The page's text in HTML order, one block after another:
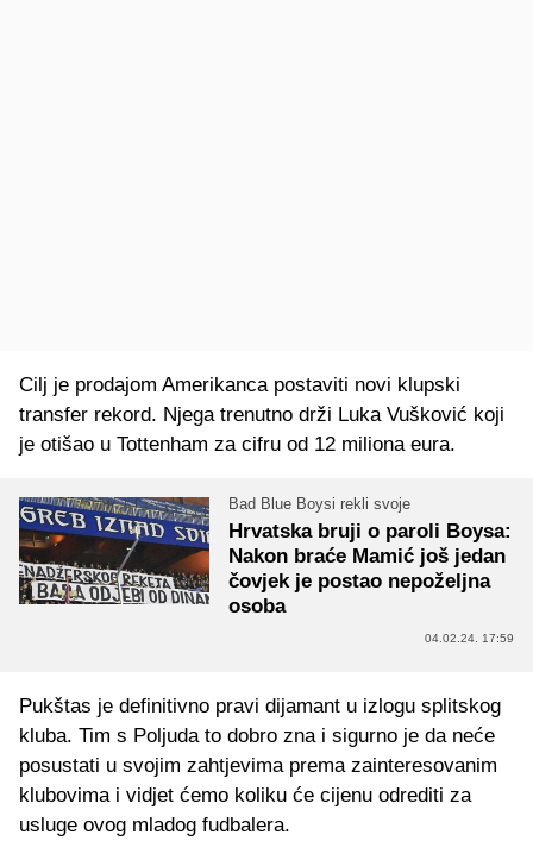
Cilj je prodajom Amerikanca postaviti novi klupski
transfer rekord. Njega trenutno drži Luka Vušković koji
je otišao u Tottenham za cifru od 12 miliona eura.
Bad Blue Boysi rekli svoje
Hrvatska bruji o paroli Boysa:
Nakon braće Mamić još jedan
čovjek je postao nepoželjna
osoba
04.02.24. 17:59
Pukštas je definitivno pravi dijamant u izlogu splitskog
kluba. Tim s Poljuda to dobro zna i sigurno je da neće
posustati u svojim zahtjevima prema zainteresovanim
klubovima i vidjet ćemo koliku će cijenu odrediti za
usluge ovog mladog fudbalera.